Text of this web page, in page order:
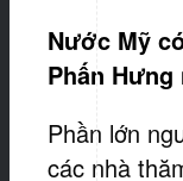
Nước Mỹ
Phấn
Phần lớn
các nhà